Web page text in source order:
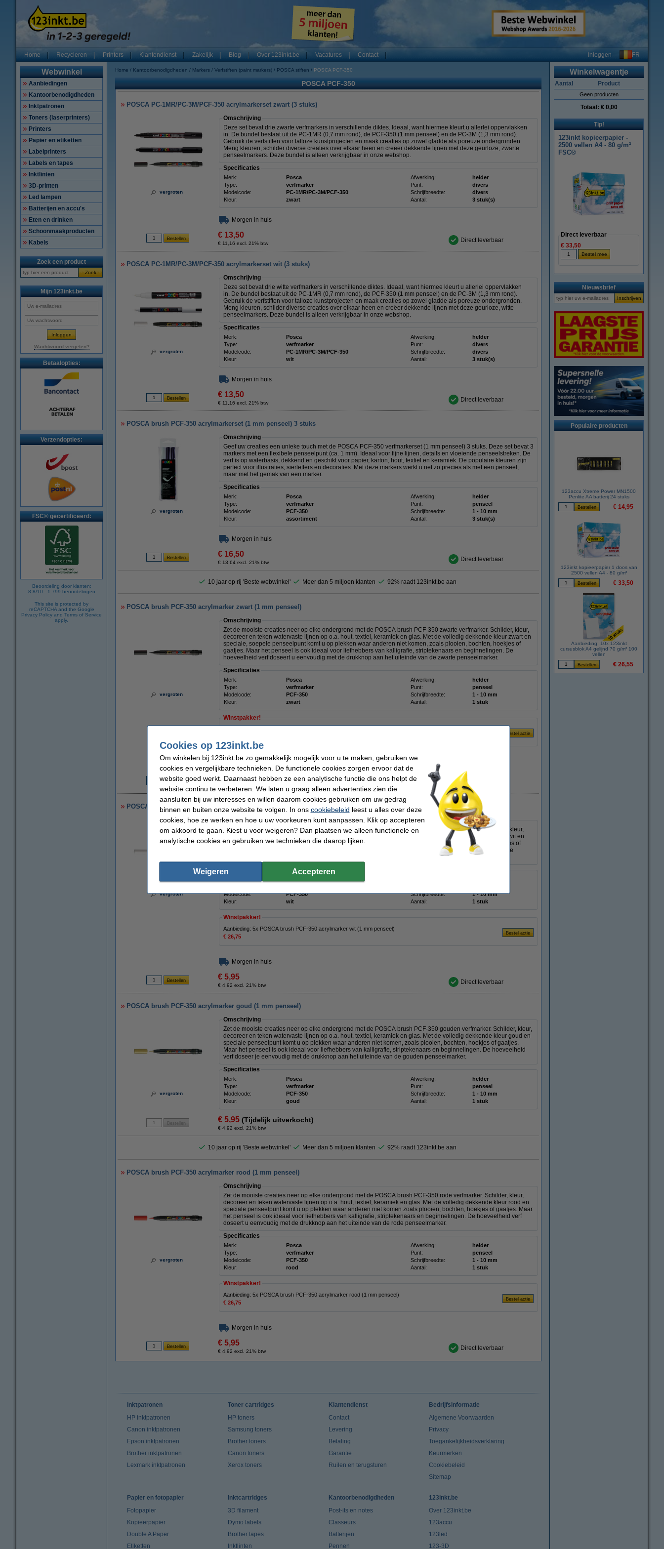
Home Recycleren Printers Klantendienst Zakelijk Blog Over 123inkt.be Vacatures Contact Inloggen FR
Webwinkel
Aanbiedingen
Kantoorbenodigdheden
Inktpatronen
Toners (laserprinters)
Printers
Papier en etiketten
Labelprinters
Labels en tapes
Inktlinten
3D-printen
Led lampen
Batterijen en accu's
Eten en drinken
Schoonmaakproducten
Kabels
Zoek een product
Zoek
Mijn 123inkt.be
Wachtwoord vergeten?
Betaalopties:
Verzendopties:
FSC® gecertificeerd:
Beoordeling door klanten:
8.8/10 - 1.799 beoordelingen
This site is protected by
reCAPTCHA and the Google
Privacy Policy and Terms of Service
apply.
Home Kantoorbenodigdheden Markers Verfstiften (paint markers) POSCA stiften POSCA PCF-350
POSCA PCF-350
POSCA PC-1MR/PC-3M/PCF-350 acrylmarkerset zwart (3 stuks)
vergroten
Omschrijving
Deze set bevat drie zwarte verfmarkers in verschillende diktes. Ideaal, want hiermee kleurt u allerlei oppervlakken
in. De bundel bestaat uit de PC-1MR (0,7 mm rond), de PCF-350 (1 mm penseel) en de PC-3M (1,3 mm rond).
Gebruik de verfstiften voor talloze kunstprojecten en maak creaties op zowel gladde als poreuze ondergronden.
Meng kleuren, schilder diverse creaties over elkaar heen en creëer dekkende lijnen met deze geurloze, zwarte
penseelmarkers. Deze bundel is alleen verkrijgbaar in onze webshop.
Specificaties
Merk: Posca Afwerking:
helder
Type:
verfmarker Punt:
divers
Modelcode:
PC-1MR/PC-3M/PCF-350 Schrijfbreedte:
divers
Kleur:
zwart Aantal: 3 stuk(s)
Morgen in huis
€ 13,50
€ 11,16 excl. 21% btw Direct leverbaar
POSCA PC-1MR/PC-3M/PCF-350 acrylmarkerset wit (3 stuks)
vergroten
Omschrijving
Deze set bevat drie witte verfmarkers in verschillende diktes. Ideaal, want hiermee kleurt u allerlei oppervlakken
in. De bundel bestaat uit de PC-1MR (0,7 mm rond), de PCF-350 (1 mm penseel) en de PC-3M (1,3 mm rond).
Gebruik de verfstiften voor talloze kunstprojecten en maak creaties op zowel gladde als poreuze ondergronden.
Meng kleuren, schilder diverse creaties over elkaar heen en creëer dekkende lijnen met deze geurloze, witte
penseelmarkers. Deze bundel is alleen verkrijgbaar in onze webshop.
Specificaties
Merk: Posca Afwerking:
helder
Type:
verfmarker Punt:
divers
Modelcode:
PC-1MR/PC-3M/PCF-350 Schrijfbreedte:
divers
Kleur:
wit Aantal: 3 stuk(s)
Morgen in huis
€ 13,50
€ 11,16 excl. 21% btw Direct leverbaar
POSCA brush PCF-350 acrylmarkerset (1 mm penseel) 3 stuks
vergroten
Omschrijving
Geef uw creaties een unieke touch met de POSCA PCF-350 verfmarkerset (1 mm penseel) 3 stuks. Deze set bevat 3
markers met een flexibele penseelpunt (ca. 1 mm). Ideaal voor fijne lijnen, details en vloeiende penseelstreken. De
verf is op waterbasis, dekkend en geschikt voor papier, karton, hout, textiel en keramiek. De populaire kleuren zijn
perfect voor illustraties, sierletters en decoraties. Met deze markers werkt u net zo precies als met een penseel,
maar met het gemak van een marker.
Specificaties
Merk: Posca Afwerking:
helder
Type:
verfmarker Punt:
penseel
Modelcode:
PCF-350 Schrijfbreedte:
1 - 10 mm
Kleur:
assortiment Aantal: 3 stuk(s)
Morgen in huis
€ 16,50
€ 13,64 excl. 21% btw Direct leverbaar
10 jaar op rij 'Beste webwinkel' Meer dan 5 miljoen klanten 92% raadt 123inkt.be aan
POSCA brush PCF-350 acrylmarker zwart (1 mm penseel)
vergroten
Omschrijving
Zet de mooiste creaties neer op elke ondergrond met de POSCA brush PCF-350 zwarte verfmarker. Schilder, kleur,
decoreer en teken watervaste lijnen op o.a. hout, textiel, keramiek en glas. Met de volledig dekkende kleur zwart en
speciale, soepele penseelpunt komt u op plekken waar anderen niet komen, zoals plooien, bochten, hoekjes of
gaatjes. Maar het penseel is ook ideaal voor liefhebbers van kalligrafie, striptekenaars en beginnelingen. De
hoeveelheid verf doseert u eenvoudig met de drukknop aan het uiteinde van de zwarte penseelmarker.
Specificaties
Merk: Posca Afwerking:
helder
Type:
verfmarker Punt:
penseel
Modelcode:
PCF-350 Schrijfbreedte:
1 - 10 mm
Kleur:
zwart Aantal: 1 stuk
Winstpakker!
Morgen in huis
€ 5,95
€ 4,92 excl. 21% btw Direct leverbaar
POSCA brush PCF-350 acrylmarker wit (1 mm penseel)
vergroten
Omschrijving
Zet de mooiste creaties neer op elke ondergrond met de POSCA brush PCF-350 witte verfmarker. Schilder, kleur,
decoreer en teken watervaste lijnen op o.a. hout, textiel, keramiek en glas. Met de volledig dekkende kleur wit en
speciale, soepele penseelpunt komt u op plekken waar anderen niet komen, zoals plooien, bochten, hoekjes of
gaatjes. Maar het penseel is ook ideaal voor liefhebbers van kalligrafie, striptekenaars en beginnelingen. De
hoeveelheid verf doseert u eenvoudig met de drukknop aan het uiteinde van de witte penseelmarker.
Specificaties
Modelcode:
PCF-350 Schrijfbreedte:
1 - 10 mm
Kleur:
wit Aantal: 1 stuk
Winstpakker!
Aanbieding: 5x POSCA brush PCF-350 acrylmarker wit (1 mm penseel)
€ 26,75
Morgen in huis
€ 5,95
€ 4,92 excl. 21% btw Direct leverbaar
POSCA brush PCF-350 acrylmarker goud (1 mm penseel)
vergroten
Omschrijving
Zet de mooiste creaties neer op elke ondergrond met de POSCA brush PCF-350 gouden verfmarker. Schilder, kleur,
decoreer en teken watervaste lijnen op o.a. hout, textiel, keramiek en glas. Met de volledig dekkende kleur goud en
speciale penseelpunt komt u op plekken waar anderen niet komen, zoals plooien, bochten, hoekjes of gaatjes.
Maar het penseel is ook ideaal voor liefhebbers van kalligrafie, striptekenaars en beginnelingen. De hoeveelheid
verf doseer je eenvoudig met de drukknop aan het uiteinde van de gouden penseelmarker.
Specificaties
Merk: Posca Afwerking:
helder
Type:
verfmarker Punt:
penseel
Modelcode:
PCF-350 Schrijfbreedte:
1 - 10 mm
Kleur:
goud Aantal: 1 stuk
€ 5,95 (Tijdelijk uitverkocht)
€ 4,92 excl. 21% btw
10 jaar op rij 'Beste webwinkel' Meer dan 5 miljoen klanten 92% raadt 123inkt.be aan
POSCA brush PCF-350 acrylmarker rood (1 mm penseel)
vergroten
Omschrijving
Zet de mooiste creaties neer op elke ondergrond met de POSCA brush PCF-350 rode verfmarker. Schilder, kleur,
decoreer en teken watervaste lijnen op o.a. hout, textiel, keramiek en glas. Met de volledig dekkende kleur rood en
speciale penseelpunt komt u op plekken waar anderen niet komen zoals plooien, bochten, hoekjes of gaatjes. Maar
het penseel is ook ideaal voor liefhebbers van kalligrafie, striptekenaars en beginnelingen. De hoeveelheid verf
doseert u eenvoudig met de drukknop aan het uiteinde van de rode penseelmarker.
Specificaties
Merk: Posca Afwerking:
helder
Type:
verfmarker Punt:
penseel
Modelcode:
PCF-350 Schrijfbreedte:
1 - 10 mm
Kleur:
rood Aantal: 1 stuk
Winstpakker!
Aanbieding: 5x POSCA brush PCF-350 acrylmarker rood (1 mm penseel)
€ 26,75
Morgen in huis
€ 5,95
€ 4,92 excl. 21% btw Direct leverbaar
Winkelwagentje
Aantal Product
Geen producten
Totaal: € 0,00
Tip!
123inkt kopieerpapier -
2500 vellen A4 - 80 g/m²
FSC®
Direct leverbaar
€ 33,50
Nieuwsbrief
Populaire producten
123accu Xtreme Power MN1500
Penlite AA batterij 24 stuks
€ 14,95
123inkt kopieerpapier 1 doos van
2500 vellen A4 - 80 g/m²
€ 33,50
Aanbieding: 10x 123inkt
cursusblok A4 gelijnd 70 g/m² 100
vellen
€ 26,55
Inktpatronen
HP inktpatronen
Canon inktpatronen
Epson inktpatronen
Brother inktpatronen
Lexmark inktpatronen
Toner cartridges
HP toners
Samsung toners
Brother toners
Canon toners
Xerox toners
Klantendienst
Contact
Levering
Betaling
Garantie
Ruilen en terugsturen
Bedrijfsinformatie
Algemene Voorwaarden
Privacy
Toegankelijkheidsverklaring
Keurmerken
Cookiebeleid
Sitemap
Papier en fotopapier
Fotopapier
Kopieerpapier
Double A Paper
Etiketten
Inktcartridges
3D filament
Dymo labels
Brother tapes
Inktlinten
Kantoorbenodigdheden
Post-its en notes
Classeurs
Batterijen
Pennen
123inkt.be
Over 123inkt.be
123accu
123led
123-3D
Cookies op 123inkt.be
Om winkelen bij 123inkt.be zo gemakkelijk mogelijk voor u te maken, gebruiken we
cookies en vergelijkbare technieken. De functionele cookies zorgen ervoor dat de
website goed werkt. Daarnaast hebben ze een analytische functie die ons helpt de
website continu te verbeteren. We laten u graag alleen advertenties zien die
aansluiten bij uw interesses en willen daarom cookies gebruiken om uw gedrag
binnen en buiten onze website te volgen. In ons cookiebeleid leest u alles over deze
cookies, hoe ze werken en hoe u uw voorkeuren kunt aanpassen. Klik op accepteren
om akkoord te gaan. Kiest u voor weigeren? Dan plaatsen we alleen functionele en
analytische cookies en gebruiken we technieken die daarop lijken.
Weigeren Accepteren